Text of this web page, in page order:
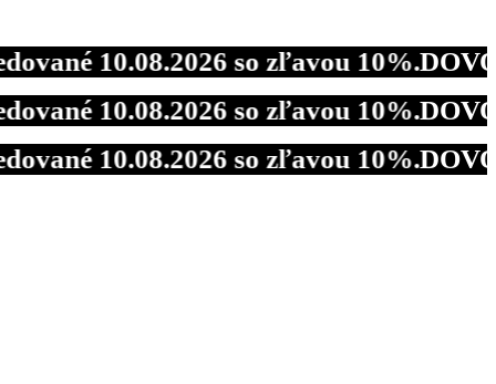
10.08.2026 so zľavou 10%.
10.08.2026 so zľavou 10%.
10.08.2026 so zľavou 10%.